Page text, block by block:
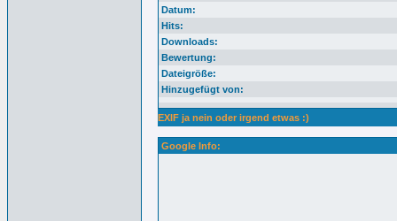
Datum:
Hits:
Downloads:
Bewertung:
Dateigröße:
Hinzugefügt von:
EXIF ja nein oder irgend etwas :)
Google Info: